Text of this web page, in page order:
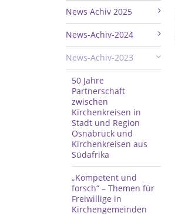
News Achiv 2025
News-Achiv-2024
News-Achiv-2023
50 Jahre
Partnerschaft
zwischen
Kirchenkreisen in
Stadt und Region
Osnabrück und
Kirchenkreisen aus
Südafrika
„Kompetent und
forsch“ – Themen für
Freiwillige in
Kirchengemeinden